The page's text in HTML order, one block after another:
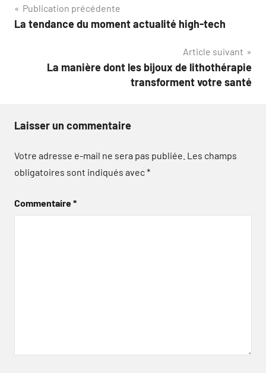
Navigation
de
Publication précédente
La tendance du moment actualité high-tech
Article suivant
La manière dont les bijoux de lithothérapie
transforment votre santé
Laisser un commentaire
Votre adresse e-mail ne sera pas publiée. Les champs
obligatoires sont indiqués avec*
Commentaire*